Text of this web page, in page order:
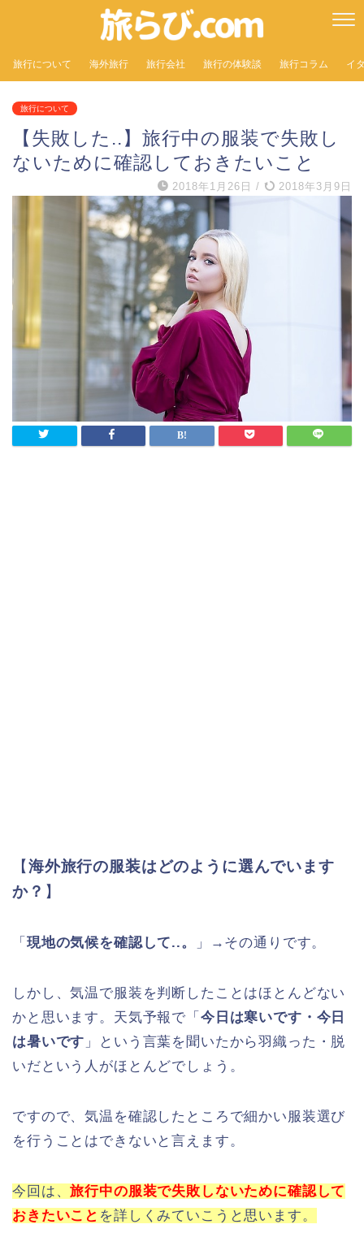
旅行について 海外旅行 旅行会社 旅行の体験談 旅行コラム イ
旅行について
【失敗した..】旅行中の服装で失敗し
ないために確認しておきたいこと
2018年1月26日 / 2018年3月9日
【海外旅行の服装はどのように選んでいます
か？ 】
「 現地の気候を確認して..。 」→その通りです。
しかし、気温で服装を判断したことはほとんどない
かと思います。天気予報で「 今日は寒いです・今日
は暑いです 」という言葉を聞いたから羽織った・脱
いだという人がほとんどでしょう。
ですので、気温を確認したところで細かい服装選び
を行うことはできないと言えます。
今回は、旅行中の服装で失敗しないために確認して
おきたいこと を詳しくみていこうと思います。